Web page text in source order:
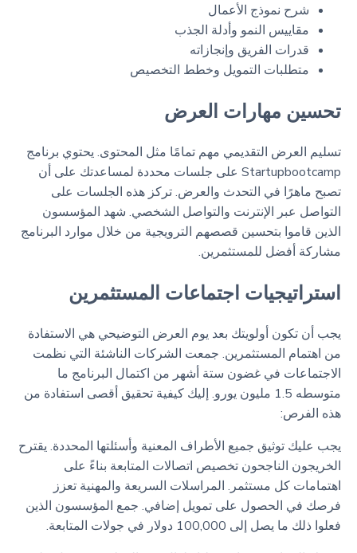
شرح نموذج الأعمال
مقاييس النمو وأدلة الجذب
قدرات الفريق وإنجازاته
متطلبات التمويل وخطط التخصيص
تحسين مهارات العرض
تسليم العرض التقديمي مهم تمامًا مثل المحتوى. يحتوي برنامج
Startupbootcamp على جلسات محددة لمساعدتك على أن
تصبح ماهرًا في التحدث والعرض. تركز هذه الجلسات على
التواصل عبر الإنترنت والتواصل الشخصي. شهد المؤسسون
الذين قاموا بتحسين قصصهم الترويجية من خلال موارد البرنامج
مشاركة أفضل للمستثمرين.
استراتيجيات اجتماعات المستثمرين
يجب أن تكون أولويتك بعد يوم العرض التوضيحي هي الاستفادة
من اهتمام المستثمرين. جمعت الشركات الناشئة التي نظمت
الاجتماعات في غضون ستة أشهر من اكتمال البرنامج ما
متوسطه 1.5 مليون يورو. إليك كيفية تحقيق أقصى استفادة من
هذه الفرص:
يجب عليك توثيق جميع الأطراف المعنية وأسئلتها المحددة. يقترح
الخريجون الناجحون تخصيص اتصالات المتابعة بناءً على
اهتمامات كل مستثمر. المراسلات السريعة والمهنية تعزز
فرصك في الحصول على تمويل إضافي. جمع المؤسسون الذين
فعلوا ذلك ما يصل إلى 100,000 دولار في جولات المتابعة.